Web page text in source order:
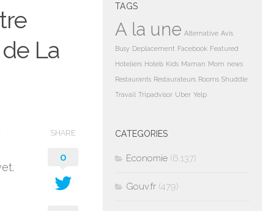
La
SHARE
0
TAGS
A la une Alternative Avis
Busy Deplacement Facebook Featured
Hoteliers Hotels Kids Maman Mom news
Restaurants Restaurateurs Rooms Shuddle
Travail Tripadvisor Uber Yelp
CATEGORIES
Economie (6,137)
Gouv.fr (479)